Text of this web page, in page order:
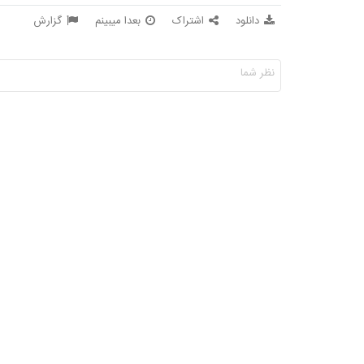
دانلود اشتراک بعدا میبینم گزارش